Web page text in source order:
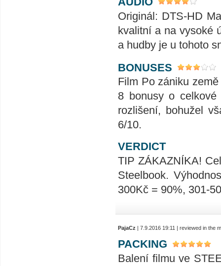
Originál: DTS-HD
kvalitní a na vysoké
a hudby je u tohoto
BONUSES
Film Po zániku
8 bonusy o
rozlišení, bohužel
6/10.
VERDICT
TIP ZÁKAZNÍKA!
Steelbook.
300Kč = 90%, 301-
PajaCz | 7.9.2016 19:11 | reviewed in the
PACKING
Balení filmu ve